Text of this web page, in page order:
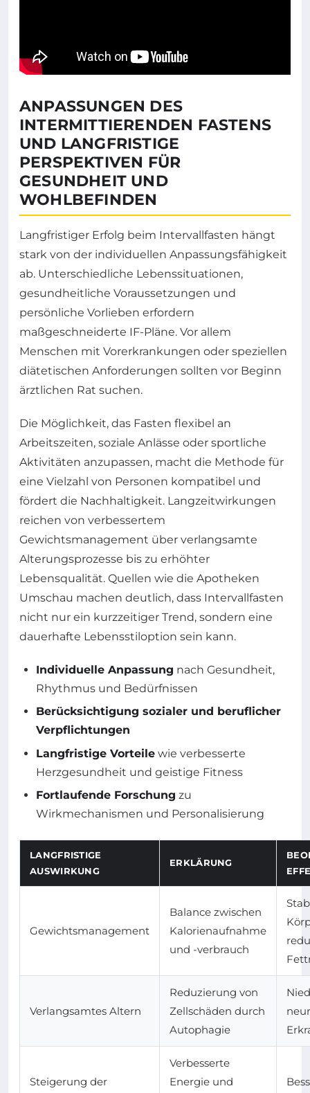
ANPASSUNGEN DES
INTERMITTIERENDEN FASTENS
UND LANGFRISTIGE
PERSPEKTIVEN FÜR
GESUNDHEIT UND
WOHLBEFINDEN
Langfristiger Erfolg beim Intervallfasten hängt
stark von der individuellen Anpassungsfähigkeit
ab. Unterschiedliche Lebenssituationen,
gesundheitliche Voraussetzungen und
persönliche Vorlieben erfordern
maßgeschneiderte IF-Pläne. Vor allem
Menschen mit Vorerkrankungen oder speziellen
diätetischen Anforderungen sollten vor Beginn
ärztlichen Rat suchen.
Die Möglichkeit, das Fasten flexibel an
Arbeitszeiten, soziale Anlässe oder sportliche
Aktivitäten anzupassen, macht die Methode für
eine Vielzahl von Personen kompatibel und
fördert die Nachhaltigkeit. Langzeitwirkungen
reichen von verbessertem
Gewichtsmanagement über verlangsamte
Alterungsprozesse bis zu erhöhter
Lebensqualität. Quellen wie die Apotheken
Umschau machen deutlich, dass Intervallfasten
nicht nur ein kurzzeitiger Trend, sondern eine
dauerhafte Lebensstiloption sein kann.
Individuelle Anpassung nach Gesundheit,
Rhythmus und Bedürfnissen
Berücksichtigung sozialer und beruflicher
Verpflichtungen
Langfristige Vorteile wie verbesserte
Herzgesundheit und geistige Fitness
Fortlaufende Forschung zu
Wirkmechanismen und Personalisierung
LANGFRISTIGE
AUSWIRKUNG
ERKLÄRUNG
Gewichtsmanagement
Balance zwischen
Kalorienaufnahme
und -verbrauch
Verlangsamtes Altern
Reduzierung von
Zellschäden durch
Autophagie
Steigerung der
Verbesserte
Energie und